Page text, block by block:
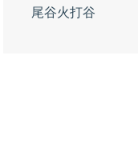
尾谷火打谷